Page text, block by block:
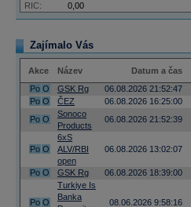
RIC: 0,00
Zajímalo Vás
Akce Název
Datum a čas
Po O GSK Rg
06.08.2026 21:52:47
Po O ČEZ
06.08.2026 16:25:00
Po O
Sonoco
Products
06.08.2026 21:52:39
Po O
6xS
ALV/RBI
open
06.08.2026 13:02:07
Po O GSK Rg 06.08.2026 18:39:00
Po O
Turkiye Is
Banka
08.06.2026 9:58:16